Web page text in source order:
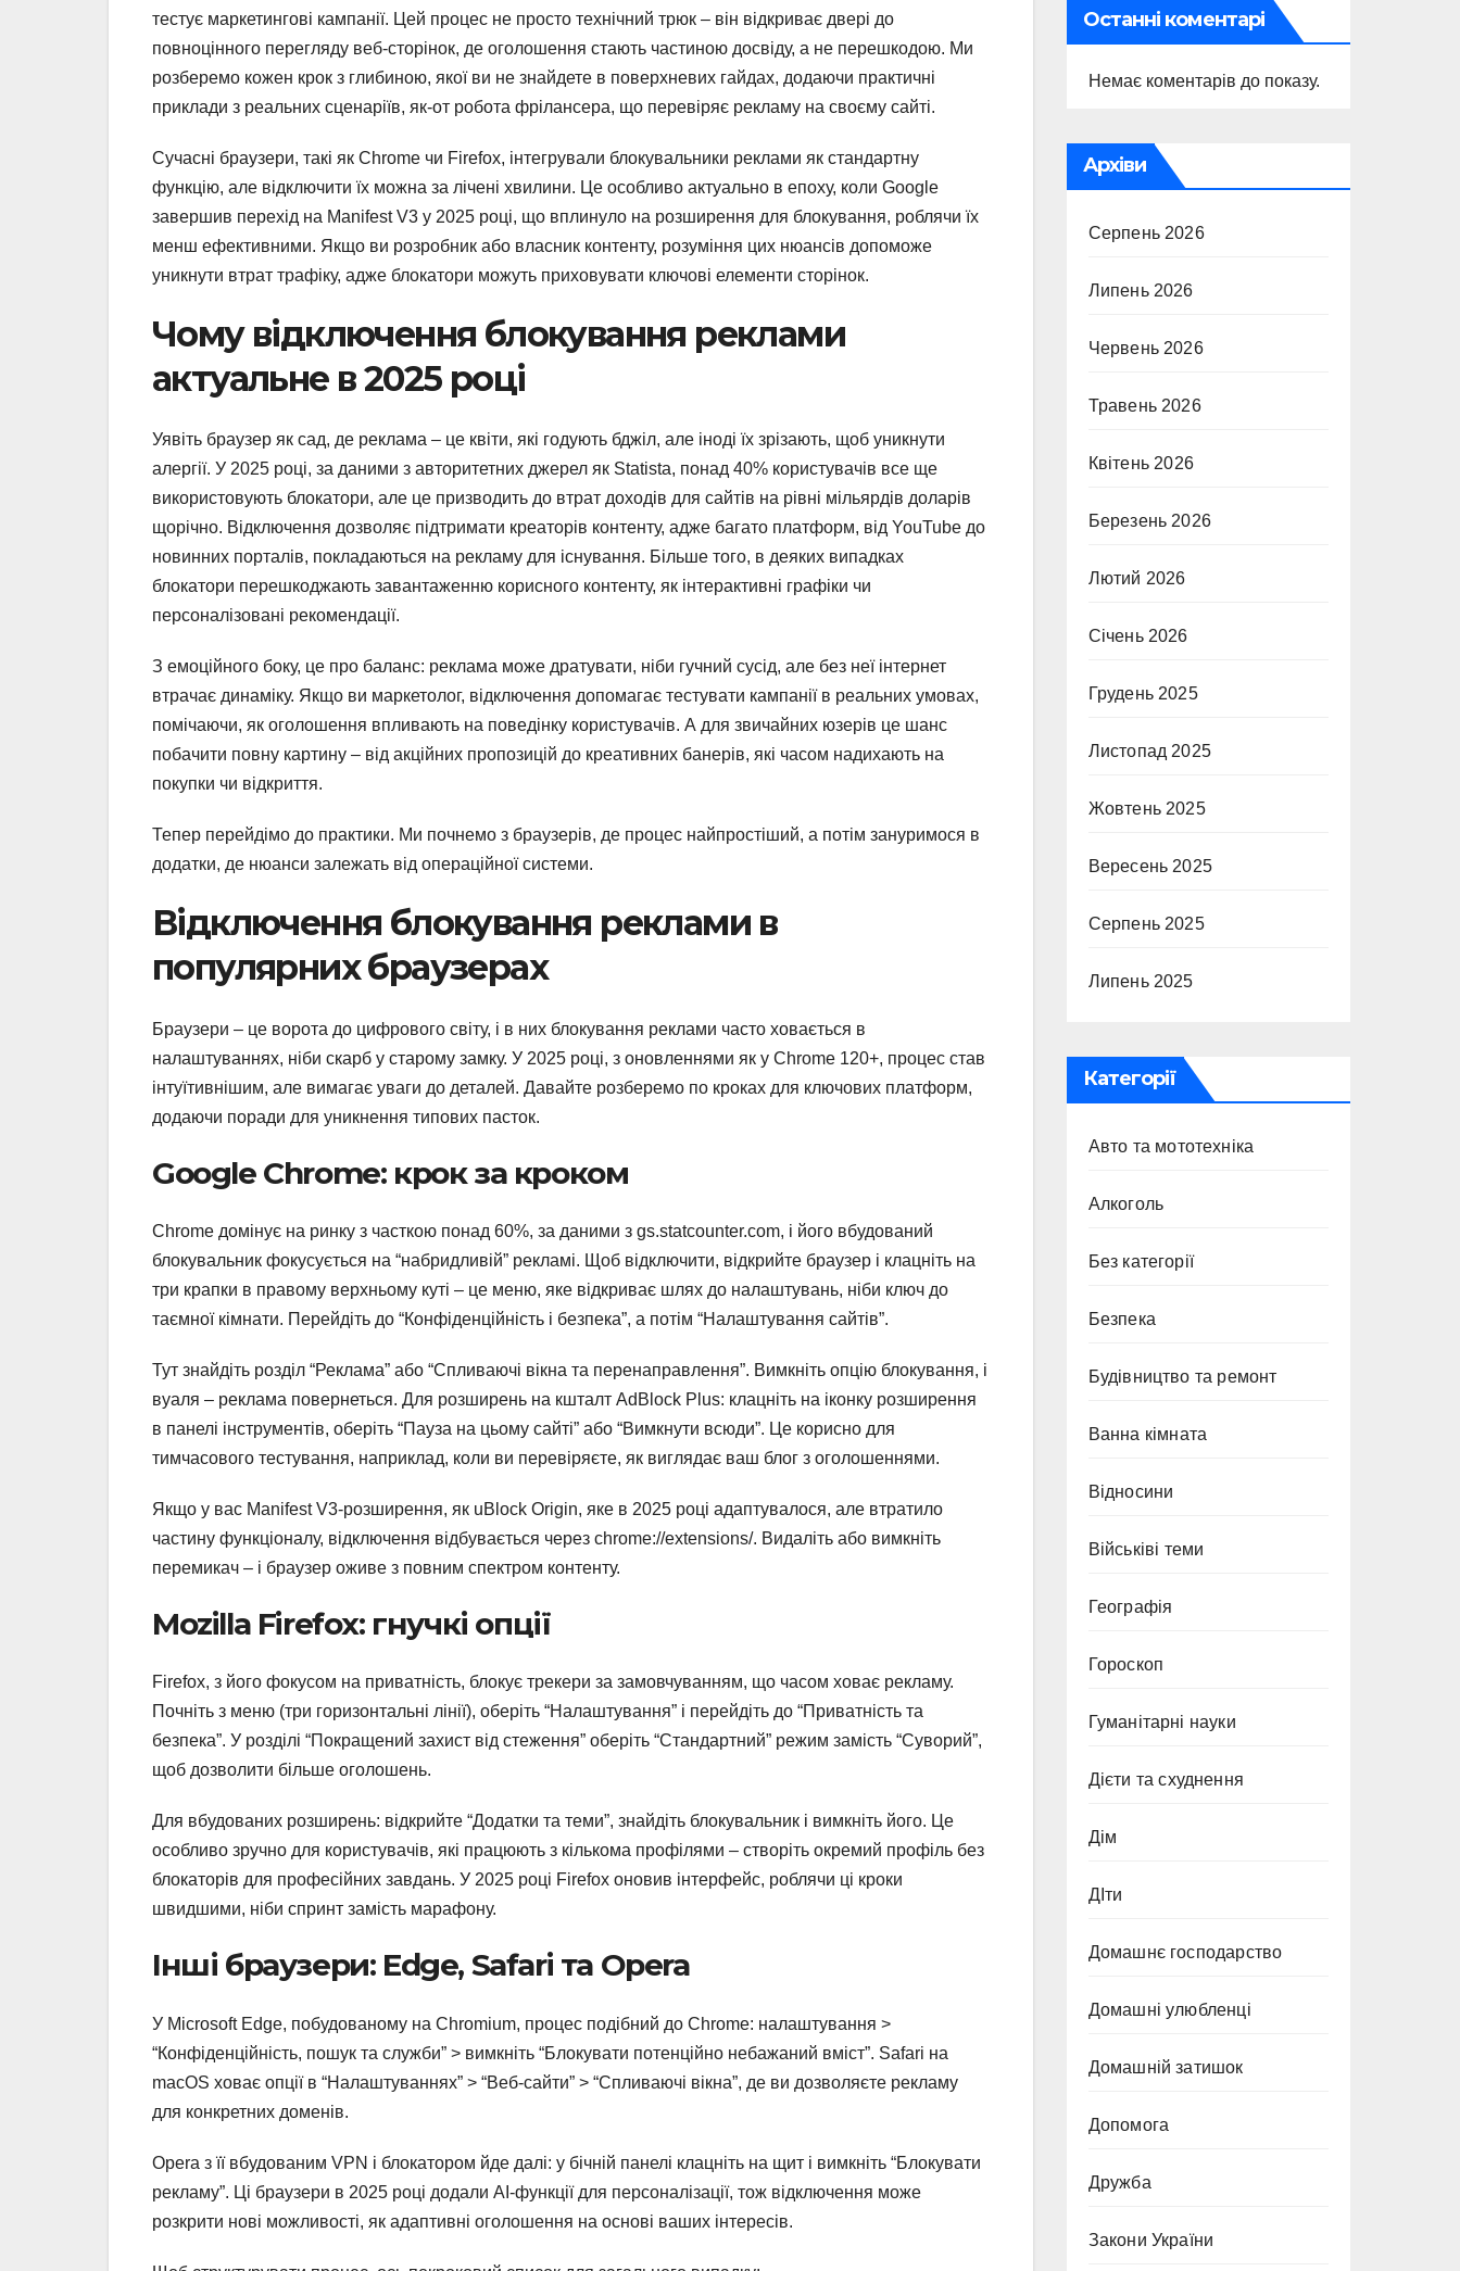
тестує маркетингові кампанії. Цей процес не просто технічний трюк – він відкриває двері до
повноцінного перегляду веб-сторінок, де оголошення стають частиною досвіду, а не перешкодою. Ми
розберемо кожен крок з глибиною, якої ви не знайдете в поверхневих гайдах, додаючи практичні
приклади з реальних сценаріїв, як-от робота фрілансера, що перевіряє рекламу на своєму сайті.
Сучасні браузери, такі як Chrome чи Firefox, інтегрували блокувальники реклами як стандартну
функцію, але відключити їх можна за лічені хвилини. Це особливо актуально в епоху, коли Google
завершив перехід на Manifest V3 у 2025 році, що вплинуло на розширення для блокування, роблячи їх
менш ефективними. Якщо ви розробник або власник контенту, розуміння цих нюансів допоможе
уникнути втрат трафіку, адже блокатори можуть приховувати ключові елементи сторінок.
Чому відключення блокування реклами
актуальне в 2025 році
Уявіть браузер як сад, де реклама – це квіти, які годують бджіл, але іноді їх зрізають, щоб уникнути
алергії. У 2025 році, за даними з авторитетних джерел як Statista, понад 40% користувачів все ще
використовують блокатори, але це призводить до втрат доходів для сайтів на рівні мільярдів доларів
щорічно. Відключення дозволяє підтримати креаторів контенту, адже багато платформ, від YouTube до
новинних порталів, покладаються на рекламу для існування. Більше того, в деяких випадках
блокатори перешкоджають завантаженню корисного контенту, як інтерактивні графіки чи
персоналізовані рекомендації.
З емоційного боку, це про баланс: реклама може дратувати, ніби гучний сусід, але без неї інтернет
втрачає динаміку. Якщо ви маркетолог, відключення допомагає тестувати кампанії в реальних умовах,
помічаючи, як оголошення впливають на поведінку користувачів. А для звичайних юзерів це шанс
побачити повну картину – від акційних пропозицій до креативних банерів, які часом надихають на
покупки чи відкриття.
Тепер перейдімо до практики. Ми почнемо з браузерів, де процес найпростіший, а потім зануримося в
додатки, де нюанси залежать від операційної системи.
Відключення блокування реклами в
популярних браузерах
Браузери – це ворота до цифрового світу, і в них блокування реклами часто ховається в
налаштуваннях, ніби скарб у старому замку. У 2025 році, з оновленнями як у Chrome 120+, процес став
інтуїтивнішим, але вимагає уваги до деталей. Давайте розберемо по кроках для ключових платформ,
додаючи поради для уникнення типових пасток.
Google Chrome: крок за кроком
Chrome домінує на ринку з часткою понад 60%, за даними з gs.statcounter.com, і його вбудований
блокувальник фокусується на “набридливій” рекламі. Щоб відключити, відкрийте браузер і клацніть на
три крапки в правому верхньому куті – це меню, яке відкриває шлях до налаштувань, ніби ключ до
таємної кімнати. Перейдіть до “Конфіденційність і безпека”, а потім “Налаштування сайтів”.
Тут знайдіть розділ “Реклама” або “Спливаючі вікна та перенаправлення”. Вимкніть опцію блокування, і
вуаля – реклама повернеться. Для розширень на кшталт AdBlock Plus: клацніть на іконку розширення
в панелі інструментів, оберіть “Пауза на цьому сайті” або “Вимкнути всюди”. Це корисно для
тимчасового тестування, наприклад, коли ви перевіряєте, як виглядає ваш блог з оголошеннями.
Якщо у вас Manifest V3-розширення, як uBlock Origin, яке в 2025 році адаптувалося, але втратило
частину функціоналу, відключення відбувається через chrome://extensions/. Видаліть або вимкніть
перемикач – і браузер оживе з повним спектром контенту.
Mozilla Firefox: гнучкі опції
Firefox, з його фокусом на приватність, блокує трекери за замовчуванням, що часом ховає рекламу.
Почніть з меню (три горизонтальні лінії), оберіть “Налаштування” і перейдіть до “Приватність та
безпека”. У розділі “Покращений захист від стеження” оберіть “Стандартний” режим замість “Суворий”,
щоб дозволити більше оголошень.
Для вбудованих розширень: відкрийте “Додатки та теми”, знайдіть блокувальник і вимкніть його. Це
особливо зручно для користувачів, які працюють з кількома профілями – створіть окремий профіль без
блокаторів для професійних завдань. У 2025 році Firefox оновив інтерфейс, роблячи ці кроки
швидшими, ніби спринт замість марафону.
Інші браузери: Edge, Safari та Opera
У Microsoft Edge, побудованому на Chromium, процес подібний до Chrome: налаштування >
“Конфіденційність, пошук та служби” > вимкніть “Блокувати потенційно небажаний вміст”. Safari на
macOS ховає опції в “Налаштуваннях” > “Веб-сайти” > “Спливаючі вікна”, де ви дозволяєте рекламу
для конкретних доменів.
Opera з її вбудованим VPN і блокатором йде далі: у бічній панелі клацніть на щит і вимкніть “Блокувати
рекламу”. Ці браузери в 2025 році додали AI-функції для персоналізації, тож відключення може
розкрити нові можливості, як адаптивні оголошення на основі ваших інтересів.
Останні коментарі
Немає коментарів до показу.
Архіви
Серпень 2026
Липень 2026
Червень 2026
Травень 2026
Квітень 2026
Березень 2026
Лютий 2026
Січень 2026
Грудень 2025
Листопад 2025
Жовтень 2025
Вересень 2025
Серпень 2025
Липень 2025
Категорії
Авто та мототехніка
Алкоголь
Без категорії
Безпека
Будівництво та ремонт
Ванна кімната
Відносини
Військіві теми
Географія
Гороскоп
Гуманітарні науки
Дієти та схуднення
Дім
ДІти
Домашнє господарство
Домашні улюбленці
Домашній затишок
Допомога
Дружба
Закони України